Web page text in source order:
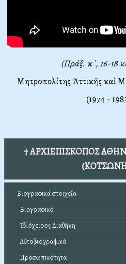
(Πράξ. κ΄, 16-18
Μητροπολίτης Ἀττικῆς καί
(1974 -
† ΑΡΧΙΕΠΙΣΚΟΠΟΣ
Βιογραφικά στοιχεῖα
Βιογραφικό
Ἰδιόχειρος Διαθήκη
Αὐτοβιογραφικά
Προσωπικότητα